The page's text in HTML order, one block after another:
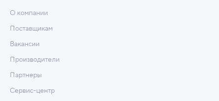
О компании
Поставщикам
Вакансии
Производители
Партнеры
Сервис-центр